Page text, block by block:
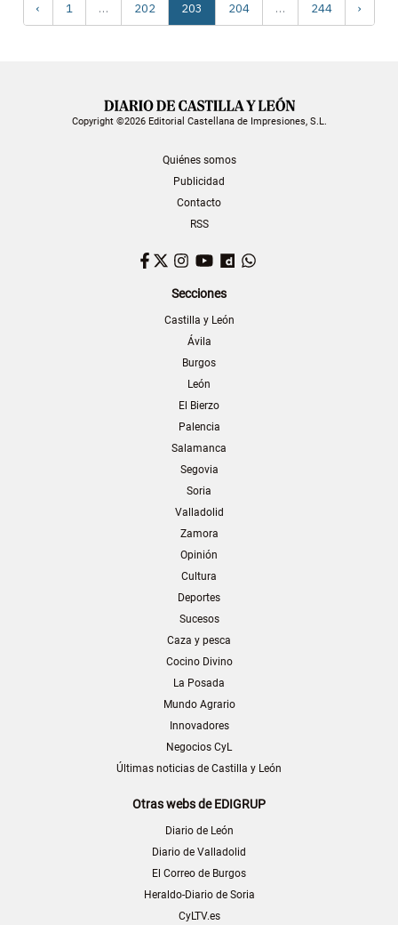
‹ 1 … 202 203 204 … 244 ›
Copyright ©2026 Editorial Castellana de Impresiones, S.L.
Quiénes somos
Publicidad
Contacto
RSS
Facebook
TwitterInstagram
YouTubeDailymotion
Secciones
Castilla y León
Ávila
Burgos
León
El Bierzo
Palencia
Salamanca
Segovia
Soria
Valladolid
Zamora
Opinión
Cultura
Deportes
Sucesos
Caza y pesca
Cocino Divino
La Posada
Mundo Agrario
Innovadores
Negocios CyL
Últimas noticias de Castilla y León
Otras webs de EDIGRUP
Diario de León
Diario de Valladolid
El Correo de Burgos
Heraldo-Diario de Soria
CyLTV.es